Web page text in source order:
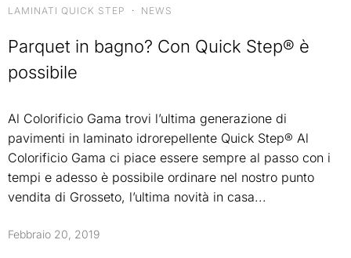
LAMINATI QUICK STEP · NEWS
Parquet in bagno? Con Quick Step® è
possibile
Al Colorificio Gama trovi l’ultima generazione di
pavimenti in laminato idrorepellente Quick Step® Al
Colorificio Gama ci piace essere sempre al passo con i
tempi e adesso è possibile ordinare nel nostro punto
vendita di Grosseto, l’ultima novità in casa...
Febbraio 20, 2019